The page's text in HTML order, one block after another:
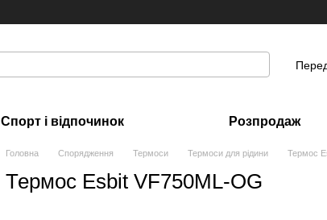
Спорт і відпочинок Розпродаж
Головна Спорядження Термоси Термоси для рідини Термос
Термос Esbit VF750ML-OG